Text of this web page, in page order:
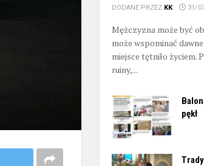
DODANE PRZEZ KK 31/
Mężczyzna może być
może wspominać
miejsce tętniło życiem.
ruiny,...
pękł